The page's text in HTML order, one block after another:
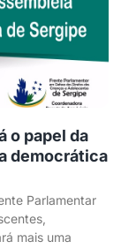
o papel da
democrática
Parlamentar
mais uma